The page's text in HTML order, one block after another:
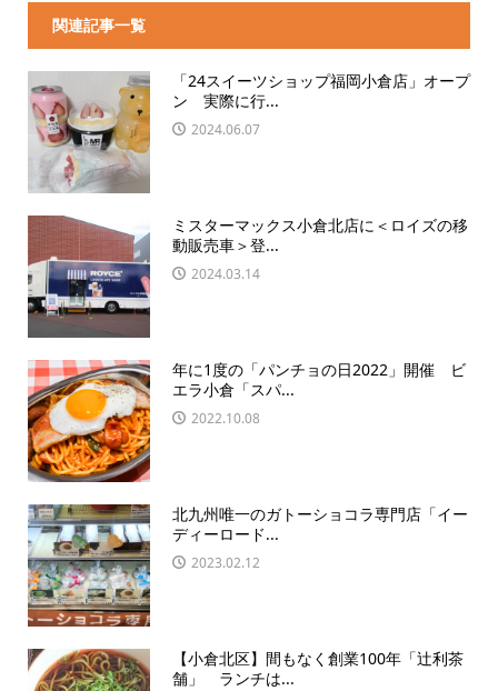
関連記事一覧
「24スイーツショップ福岡小倉店」オープ
ン 実際に行...
2024.06.07
ミスターマックス小倉北店に＜ロイズの移
動販売車＞登...
2024.03.14
年に1度の「パンチョの日2022」開催 ビ
エラ小倉「スパ...
2022.10.08
北九州唯一のガトーショコラ専門店「イー
ディーロード...
2023.02.12
【小倉北区】間もなく創業100年「辻利茶
舗」 ランチは...